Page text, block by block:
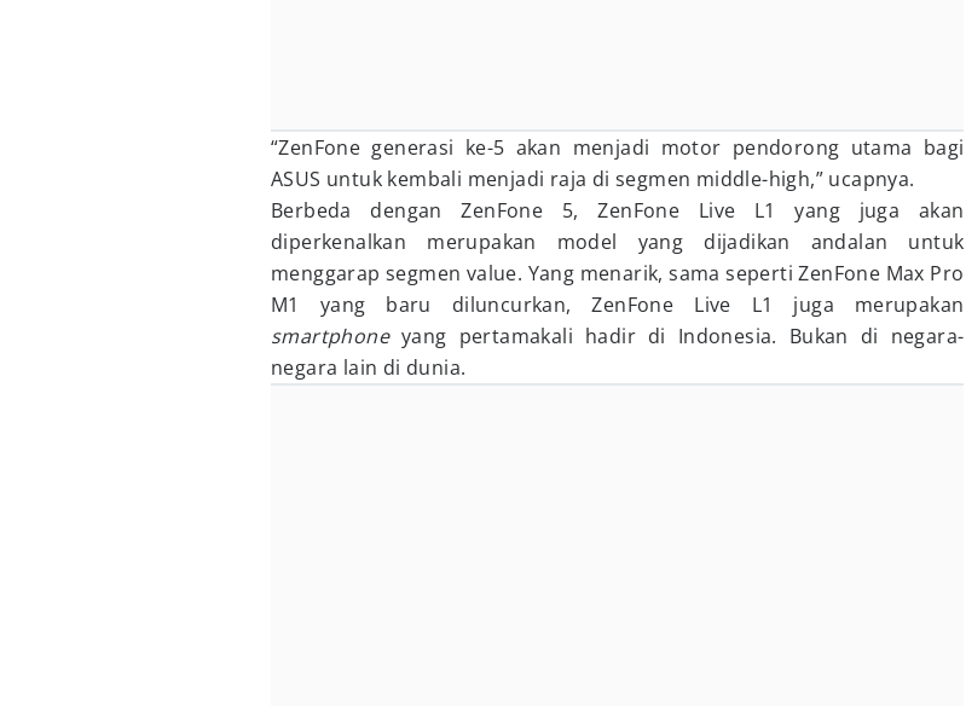
“ZenFone generasi ke-5 akan menjadi motor pendorong utama bagi
ASUS untuk kembali menjadi raja di segmen middle-high,” ucapnya.
Berbeda dengan ZenFone 5, ZenFone Live L1 yang juga akan
diperkenalkan merupakan model yang dijadikan andalan untuk
menggarap segmen value. Yang menarik, sama seperti ZenFone Max Pro
M1 yang baru diluncurkan, ZenFone Live L1 juga merupakan
smartphoneyang pertamakali hadir di Indonesia. Bukan di negara-
negara lain di dunia.